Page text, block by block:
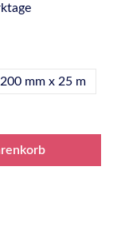
200 mm x 25 m